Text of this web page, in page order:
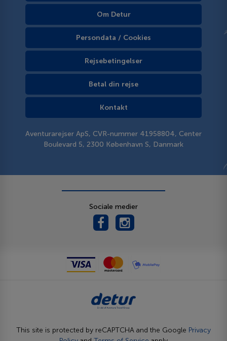
Om Detur
Persondata / Cookies
Rejsebetingelser
Betal din rejse
Kontakt
Aventurarejser ApS, CVR-nummer 41958804, Center
Boulevard 5, 2300 København S, Danmark
Sociale medier
This site is protected by reCAPTCHA and the Google Privacy